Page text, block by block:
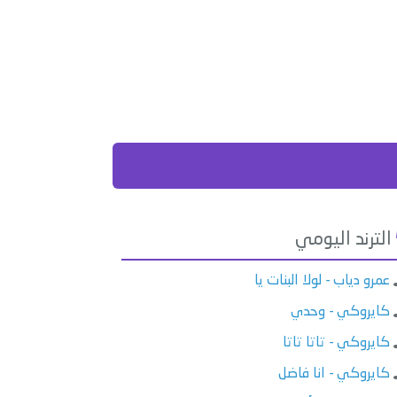
الترند اليومي
عمرو دياب - لولا البنات يا
كايروكي - وحدي
كايروكي - تاتا تاتا
كايروكي - انا فاضل